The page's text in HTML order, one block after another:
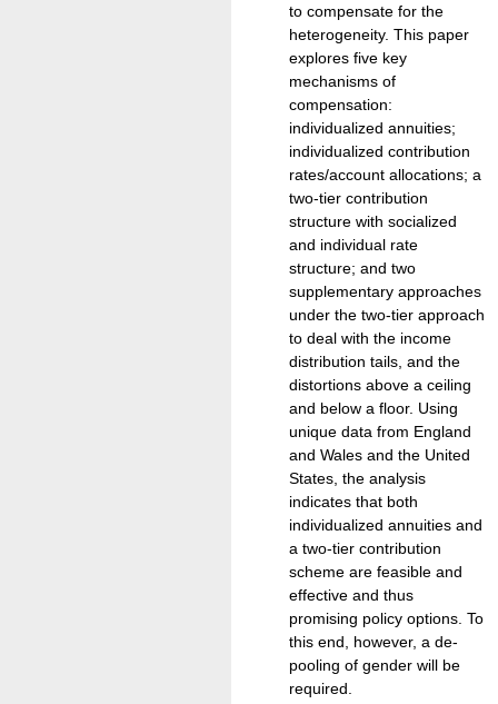
to compensate for the
heterogeneity. This paper
explores five key
mechanisms of
compensation:
individualized annuities;
individualized contribution
rates/account allocations; a
two-tier contribution
structure with socialized
and individual rate
structure; and two
supplementary approaches
under the two-tier approach
to deal with the income
distribution tails, and the
distortions above a ceiling
and below a floor. Using
unique data from England
and Wales and the United
States, the analysis
indicates that both
individualized annuities and
a two-tier contribution
scheme are feasible and
effective and thus
promising policy options. To
this end, however, a de-
pooling of gender will be
required.